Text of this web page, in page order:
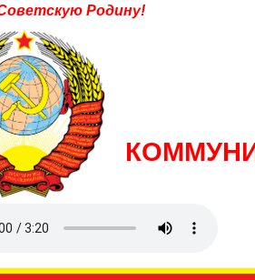
Родину!